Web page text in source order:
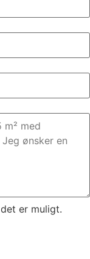
er muligt.